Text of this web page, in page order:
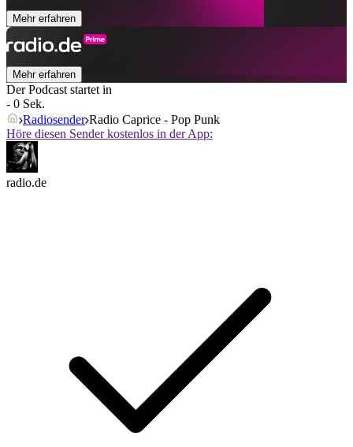
Mehr erfahren
Mehr erfahren
Der Podcast startet in
- 0 Sek.
Radiosender Radio Caprice - Pop Punk
Höre diesen Sender kostenlos in der App:
radio.de